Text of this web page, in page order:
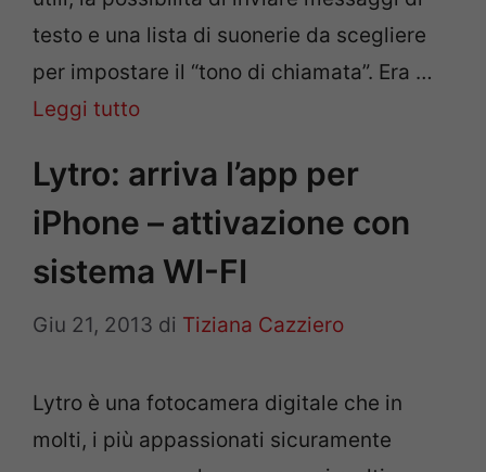
testo e una lista di suonerie da scegliere
per impostare il “tono di chiamata”. Era …
Leggi tutto
Lytro: arriva l’app per
iPhone – attivazione con
sistema WI-FI
Giu 21, 2013 di Tiziana Cazziero
Lytro è una fotocamera digitale che in
molti, i più appassionati sicuramente